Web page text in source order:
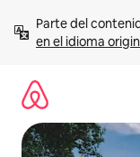
contenido
Parte del
en el idioma